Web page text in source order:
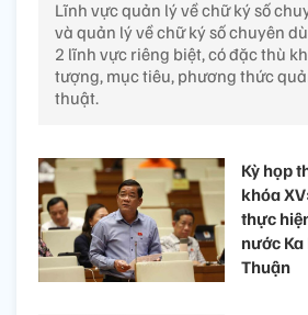
Lĩnh vực quản lý về chữ ký số
và quản lý về chữ ký số chuyên
2 lĩnh vực riêng biệt, có đặc thù
tượng, mục tiêu, phương thức
thuật.
Kỳ họp
khóa
thực
nước
Thuận